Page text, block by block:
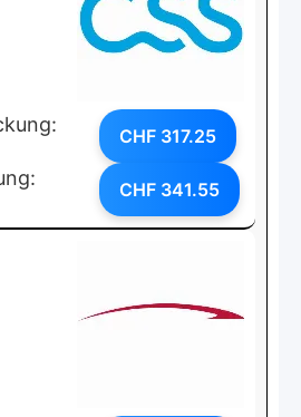
CHF 317.25
CHF 341.55